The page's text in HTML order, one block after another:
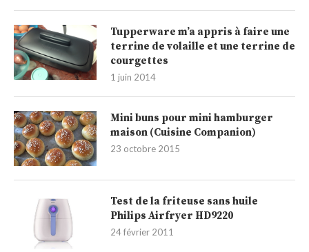
Tupperware m’a appris à faire une
terrine de volaille et une terrine de
courgettes
1 juin 2014
Mini buns pour mini hamburger
maison (Cuisine Companion)
23 octobre 2015
Test de la friteuse sans huile
Philips Airfryer HD9220
24 février 2011